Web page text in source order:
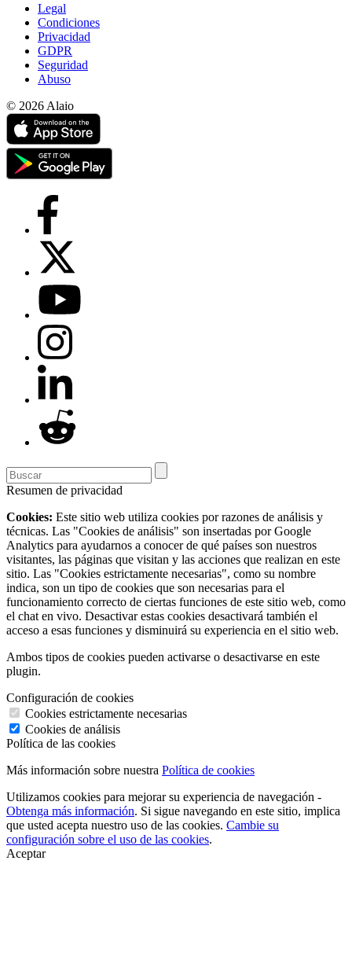
Legal
Condiciones
Privacidad
GDPR
Seguridad
Abuso
© 2026 Alaio
Resumen de privacidad
Cookies: Este sitio web utiliza cookies por razones de análisis y
técnicas. Las "Cookies de análisis" son insertadas por Google
Analytics para ayudarnos a conocer de qué países son nuestros
visitantes, las páginas que visitan y las acciones que realizan en este
sitio. Las "Cookies estrictamente necesarias", como su nombre
indica, son un tipo de cookies que son necesarias para el
funcionamiento correcto de ciertas funciones de este sitio web, como
el chat en vivo. Desactivar estas cookies desactivará también el
acceso a esas funciones y disminuirá su experiencia en el sitio web.
Ambos tipos de cookies pueden activarse o desactivarse en este
plugin.
Configuración de cookies
Cookies estrictamente necesarias
Cookies de análisis
Política de las cookies
Más información sobre nuestra Política de cookies
Utilizamos cookies para mejorar su experiencia de navegación -
Obtenga más información. Si sigue navegando en este sitio, implica
que usted acepta nuestro uso de las cookies. Cambie su
configuración sobre el uso de las cookies.
Aceptar